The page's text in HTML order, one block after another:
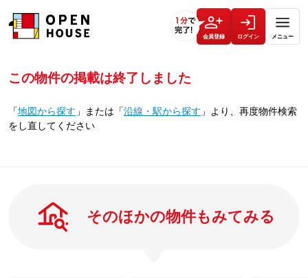
会員登録 ログイン メニュー
この物件の掲載は終了しました
「地図から探す 」 または 「沿線・駅から探す 」 より、再度物件検索
をし直してください
そのほかの物件もみてみる